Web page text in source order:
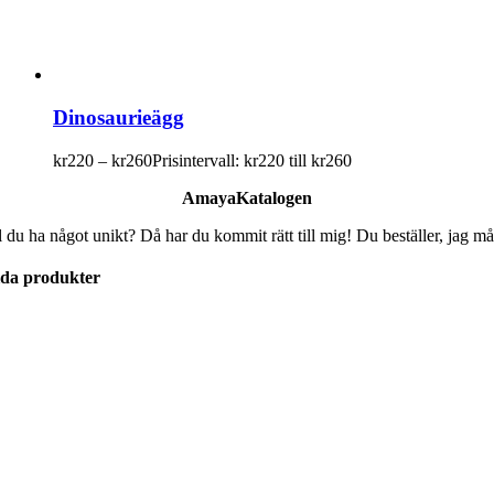
Dinosaurieägg
kr220 – kr260Prisintervall: kr220 till kr260
AmayaKatalogen
ha något unikt? Då har du kommit rätt till mig! Du beställer, jag
produkter